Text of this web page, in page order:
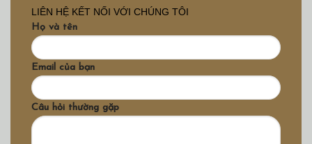
LIÊN HỆ KẾT NỐI VỚI CHÚNG TÔI
Họ và tên
Email của bạn
Câu hỏi thường gặp